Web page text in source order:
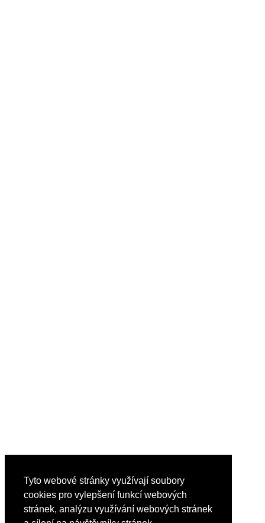
Tyto webové stránky využívají soubory
cookies pro vylepšení funkcí webových
stránek, analýzu využívání webových stránek